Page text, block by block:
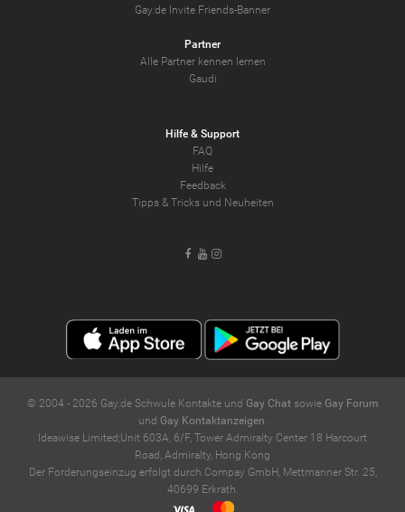
Gay.de Invite Friends-Banner
Partner
Alle Partner kennen lernen
Gaudi
Hilfe & Support
FAQ
Hilfe
Feedback
Tipps & Tricks und Neuheiten
Facebook
YoutubeInstagram
© 2004 - 2026 Gay.de Schwule Kontakte und Gay Chatsowie Gay Forum
und Gay Kontaktanzeigen
Ideawise Limited;Unit 603A, 6/F, Tower Admiralty Center 18 Harcourt
Road, Admiralty, Hong Kong
Der Forderungseinzug erfolgt durch Compay GmbH, Mettmanner Str. 25,
40699 Erkrath.